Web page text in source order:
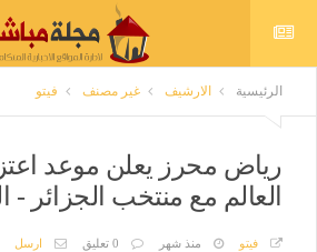
الرئيسية الارشيف غير مصنف فيتو
رياض محرز يعلن موعد
العالم مع منتخب الجزائر -
فيتو منذ شهر 0 تعليق ارسل